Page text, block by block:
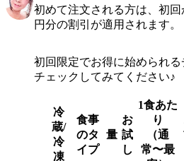
初めて注文される方は、初
円分の割引が適用されます。
初回限定でお得に始められ
チェックしてみてください♪
冷
蔵/
冷
凍
食事
のタ
イプ
量
お
試
し
1食あた
り
（通
常〜最